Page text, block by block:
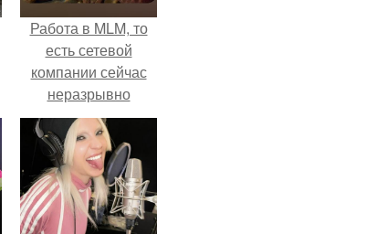
Работа в MLM, то
есть сетевой
компании сейчас
неразрывно
связана с создание
своего контента,
своей страницы в
соц сетях.